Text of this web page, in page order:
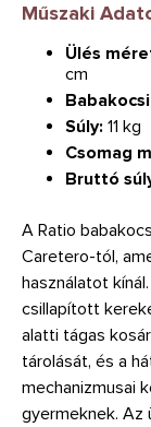
Műszaki
Ülés
cm
Súly: 11 kg
Csomag
Bruttó
A Ratio
Caretero-tól,
használatot
csillapított
alatti tágas
tárolását, és a
mechanizmusai
gyermeknek. Az